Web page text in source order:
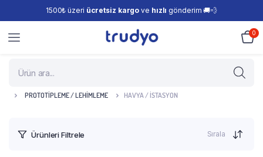
1500₺ üzeri ücretsiz kargo ve hızlı gönderim 🚚💨
0
PROTOTIPLEME / LEHIMLEME HAVYA / İSTASYON
Ürünleri Filtrele Sırala